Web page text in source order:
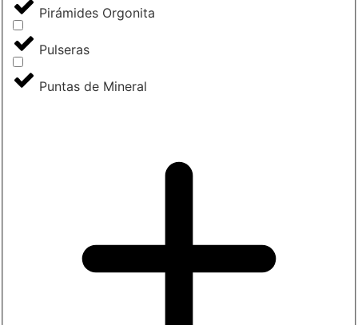
Pirámides Orgonita
Pulseras
Puntas de Mineral